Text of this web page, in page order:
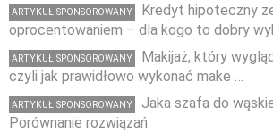
ARTYKUŁ SPONSOROWANY
Kredyt hipoteczny
oprocentowaniem – dla kogo to dobry
ARTYKUŁ SPONSOROWANY
Makijaż, który
czyli jak prawidłowo wykonać make …
ARTYKUŁ SPONSOROWANY
Jaka szafa do
Porównanie rozwiązań